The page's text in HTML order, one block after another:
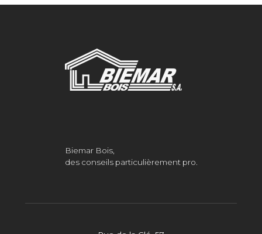
Biemar Bois,
des conseils particulièrement pro.